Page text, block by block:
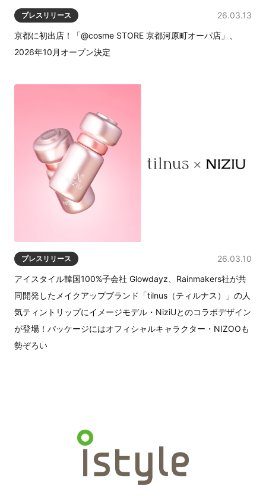
プレスリリース
26.03.13
京都に初出店！「@cosme STORE 京都河原町オーパ店」、
2026年10月オープン決定
プレスリリース
26.03.10
アイスタイル韓国100%子会社 Glowdayz、Rainmakers社が共
同開発したメイクアップブランド「tilnus（ティルナス）」の人
気ティントリップにイメージモデル・NiziUとのコラボデザイン
が登場！パッケージにはオフィシャルキャラクター・NIZOOも
勢ぞろい